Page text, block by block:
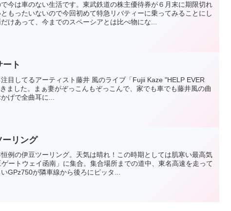
今は車のない生活です。東武鉄道の株主優待券が６月末に期限切れ
もったいないので今回初めて特急リバティーに乗ってみることにし
けあって、今までのスペーシアとは比べ物にな...
ト
目してるアーティスト藤井 風のライブ「Fujii Kaze "HELP EVER
ました。まぁ妻がぞっこんもぞっこんで、家でも車でも藤井風の曲
げで全曲耳に...
ーリング
例の伊豆ツーリング。天気は晴れ！この時期としては肌寒い最高気
ートウェイ函南」に集合。集合場所までの道中、東名高速を走って
GPz750が隣車線から後ろにピッタ...